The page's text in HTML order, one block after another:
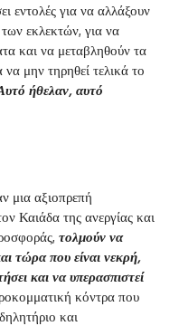
εντολές για να αλλάξουν
εκλεκτών, για να
και να μεταβληθούν τα
να μην τηρηθεί τελικά το
ήθελαν, αυτό
μια αξιοπρεπή
Καιάδα της ανεργίας και
τολμούν να
τώρα που είναι νεκρή,
και να υπερασπιστεί
κόντρα που
και